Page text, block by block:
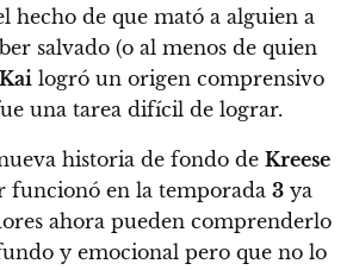
hecho de que mató a alguien a
salvado (o al menos de quien
Kai logró un origen comprensivo
una tarea difícil de lograr.
historia de fondo de Kreese
funcionó en la temporada 3 ya
ahora pueden comprenderlo
y emocional pero que no lo